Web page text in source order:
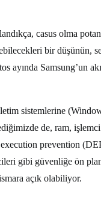
casus olma
bir düşünün,
ayında Samsung’un
sistemlerine
de, ram,
prevention
gibi güvenliğe ön
açık olabiliyor.